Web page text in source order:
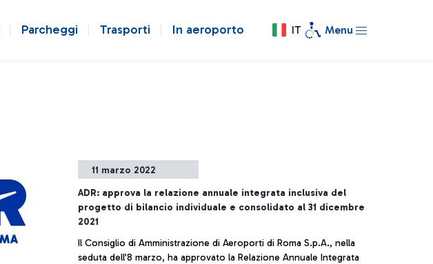
Parcheggi Trasporti In aeroporto IT Menu
11 marzo 2022
ADR: approva la relazione annuale integrata inclusiva del
progetto di bilancio individuale e consolidato al 31 dicembre
2021
Il Consiglio di Amministrazione di Aeroporti di Roma S.p.A., nella
seduta dell’8 marzo, ha approvato la Relazione Annuale Integrata